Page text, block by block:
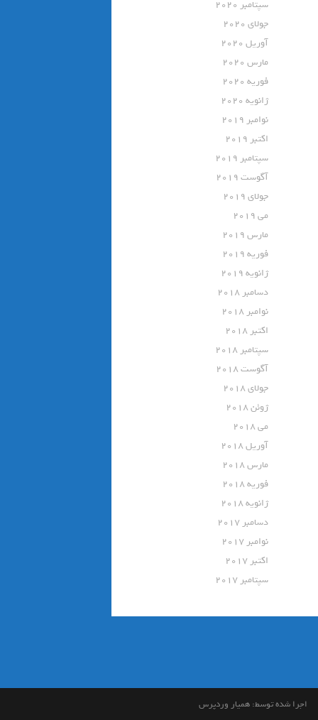
سپتامبر 2020
جولای 2020
آوریل 2020
مارس 2020
فوریه 2020
ژانویه 2020
نوامبر 2019
اکتبر 2019
سپتامبر 2019
آگوست 2019
جولای 2019
می 2019
مارس 2019
فوریه 2019
ژانویه 2019
دسامبر 2018
نوامبر 2018
اکتبر 2018
سپتامبر 2018
آگوست 2018
جولای 2018
ژوئن 2018
می 2018
آوریل 2018
مارس 2018
فوریه 2018
ژانویه 2018
دسامبر 2017
نوامبر 2017
اکتبر 2017
سپتامبر 2017
اجرا شده توسط: همیار وردپرس